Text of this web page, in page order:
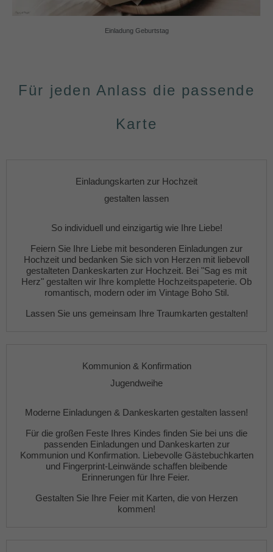
Einladung Geburtstag
Für jeden Anlass die passende
Karte
Einladungskarten zur Hochzeit
gestalten lassen
So individuell und einzigartig wie Ihre Liebe!
Feiern Sie Ihre Liebe mit besonderen Einladungen zur
Hochzeit und bedanken Sie sich von Herzen mit liebevoll
gestalteten Dankeskarten zur Hochzeit. Bei "Sag es mit
Herz" gestalten wir Ihre komplette Hochzeitspapeterie. Ob
romantisch, modern oder im Vintage Boho Stil.
Lassen Sie uns gemeinsam Ihre Traumkarten gestalten!
Kommunion & Konfirmation
Jugendweihe
Moderne Einladungen & Dankeskarten gestalten lassen!
Für die großen Feste Ihres Kindes finden Sie bei uns die
passenden Einladungenund Dankeskartenzur
Kommunion und Konfirmation. Liebevolle Gästebuchkarten
und Fingerprint-Leinwände schaffen bleibende
Erinnerungen für Ihre Feier.
Gestalten Sie Ihre Feier mit Karten, die von Herzen
kommen!